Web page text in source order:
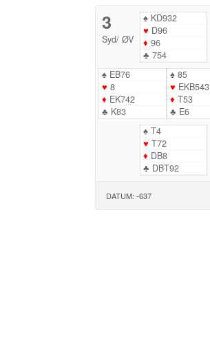
3
Syd/ØV
♠KD932
♥ D96
♦ 96
♣ 754
♠ EB76
♥ 8
♦ EK742
♣ K83
♠85
♥ EKB543
♦ T53
♣ E6
♠T4
♥ T72
♦ DB8
♣ DBT92
DATUM: -637